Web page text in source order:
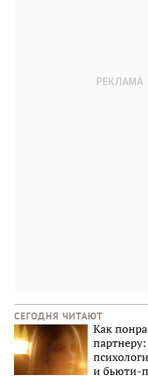
СЕГОДНЯ ЧИТАЮТ
Как
партнеру:
и бьюти-